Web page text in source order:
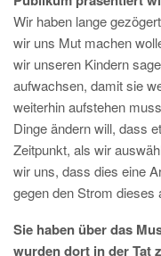
Wir haben lange
wir uns Mut machen
wir unseren Kindern
aufwachsen, damit sie
weiterhin aufstehen
Dinge ändern will, dass
Zeitpunkt, als wir
wir uns, dass dies eine
gegen den Strom dieses
Sie haben über das
wurden dort in der Tat